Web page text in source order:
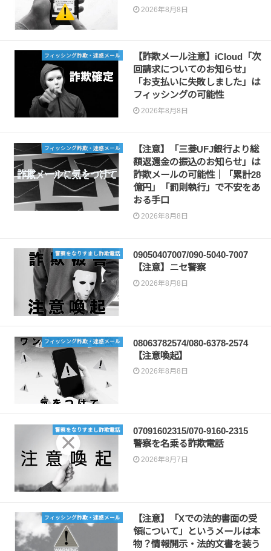
2026年8月8日
フィッシング詐欺・迷惑メール
【詐欺メール注意】iCloud「次
回請求についてのお知らせ」
「お支払いに失敗しました」は
フィッシングの可能性
2026年8月8日
フィッシング詐欺・迷惑メール
【注意】「三菱UFJ銀行より総
額返還金の振込のお知らせ」は
詐欺メールの可能性｜「累計28
億円」「罰則執行」で不安をあ
おる手口
2026年8月8日
警察をなりすまし詐欺電話
09050407007/090-5040-7007
【注意】ニセ警察
2026年8月8日
フィッシング詐欺・迷惑メール
08063782574/080-6378-2574
【注意喚起】
2026年8月8日
警察をなりすまし詐欺電話
07091602315/070-9160-2315
警察を名乗る詐欺電話
2026年8月7日
フィッシング詐欺・迷惑メール
【注意】「Xでの法的書面の受
領について」というメールは本
物？情報開示・法的文書を装う